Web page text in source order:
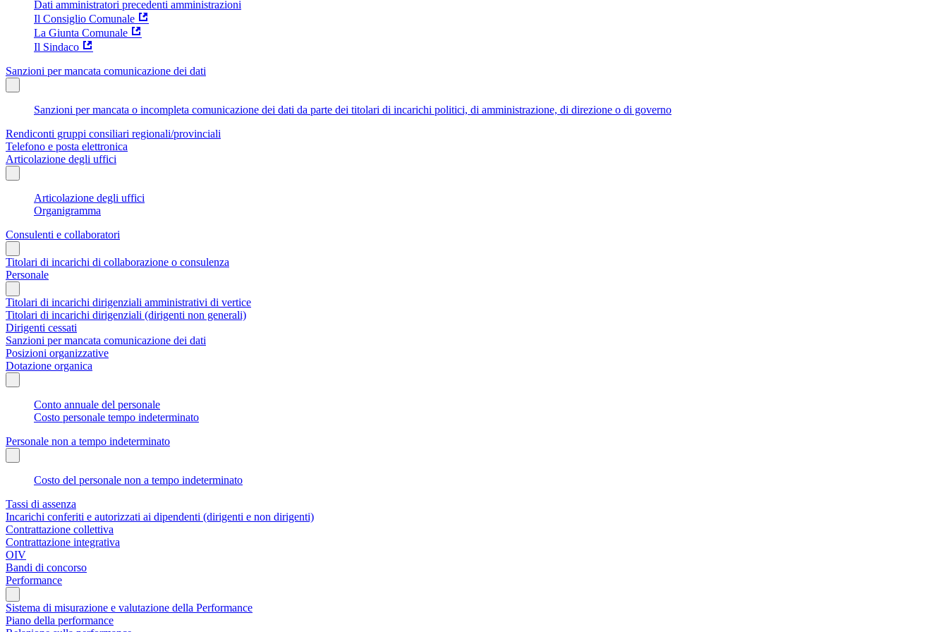
Dati amministratori precedenti amministrazioni
Il Consiglio Comunale
La Giunta Comunale
Il Sindaco
Sanzioni per mancata comunicazione dei dati
Sanzioni per mancata o incompleta comunicazione dei dati da parte dei titolari di incarichi politici, di amministrazione, di direzione o di governo
Rendiconti gruppi consiliari regionali/provinciali
Telefono e posta elettronica
Articolazione degli uffici
Articolazione degli uffici
Organigramma
Consulenti e collaboratori
Titolari di incarichi di collaborazione o consulenza
Personale
Titolari di incarichi dirigenziali amministrativi di vertice
Titolari di incarichi dirigenziali (dirigenti non generali)
Dirigenti cessati
Sanzioni per mancata comunicazione dei dati
Posizioni organizzative
Dotazione organica
Conto annuale del personale
Costo personale tempo indeterminato
Personale non a tempo indeterminato
Costo del personale non a tempo indeterminato
Tassi di assenza
Incarichi conferiti e autorizzati ai dipendenti (dirigenti e non dirigenti)
Contrattazione collettiva
Contrattazione integrativa
OIV
Bandi di concorso
Performance
Sistema di misurazione e valutazione della Performance
Piano della performance